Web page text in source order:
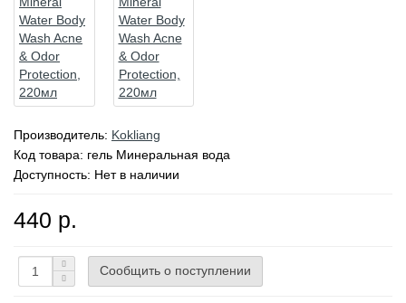
Производитель: Kokliang
Код товара: гель Минеральная вода
Доступность: Нет в наличии
440 р.
Сообщить о поступлении